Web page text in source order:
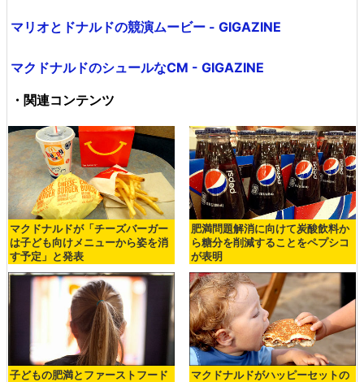
マリオとドナルドの競演ムービー - GIGAZINE
マクドナルドのシュールなCM - GIGAZINE
・関連コンテンツ
マクドナルドが「チーズバーガー
は子ども向けメニューから姿を消
す予定」と発表
肥満問題解消に向けて炭酸飲料か
ら糖分を削減することをペプシコ
が表明
子どもの肥満とファーストフード マクドナルドがハッピーセットの